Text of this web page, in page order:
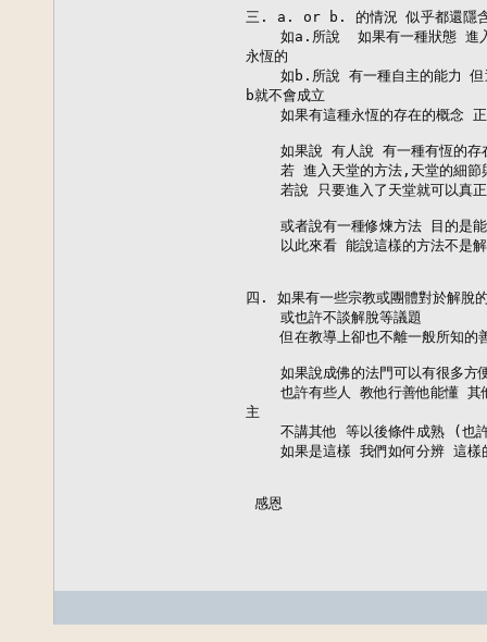
三. a. or b. 的情況 似乎都還隱含
如a.所說  如果有一種狀態 進
永恆的
如b.所說 有一種自主的能力
b就不會成立
如果有這種永恆的存在的概念
如果說 有人說 有一種有恆的存
若 進入天堂的方法,天堂的細
若說 只要進入了天堂就可以真
或者說有一種修煉方法 目的是
以此來看 能說這樣的方法不是
四. 如果有一些宗教或團體對於解脫
    或也許不談解脫等議題
但在教導上卻也不離一般所知
如果說成佛的法門可以有很多方
也許有些人 教他行善他能懂 其
主
不講其他 等以後條件成熟
如果是這樣 我們如何分辨 這
感恩